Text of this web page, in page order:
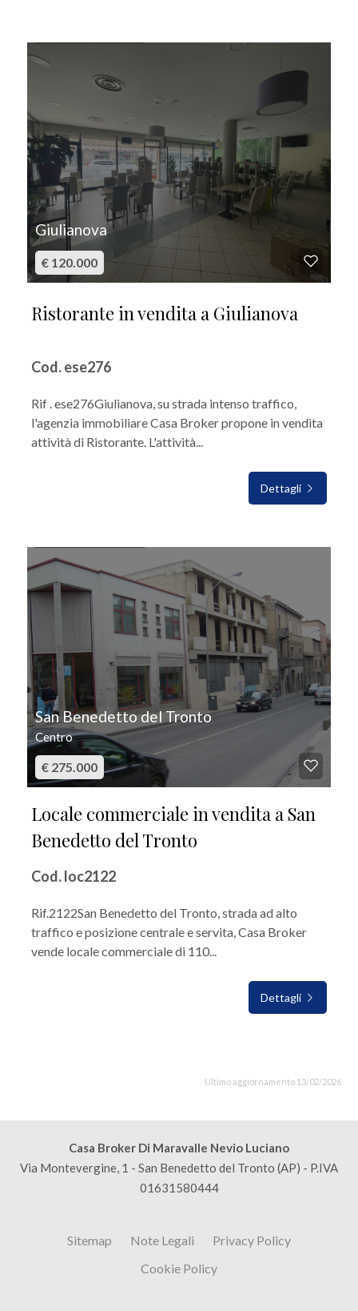
Giulianova
€ 120.000
Ristorante in vendita a Giulianova
Cod. ese276
Rif . ese276Giulianova, su strada intenso traffico,
l'agenzia immobiliare Casa Broker propone in vendita
attività di Ristorante. L'attività...
Dettagli
San Benedetto del Tronto
Centro
€ 275.000
Locale commerciale in vendita a San
Benedetto del Tronto
Cod. loc2122
Rif.2122San Benedetto del Tronto, strada ad alto
traffico e posizione centrale e servita, Casa Broker
vende locale commerciale di 110...
Dettagli
Ultimo aggiornamento 13/02/2026
Casa Broker Di Maravalle Nevio Luciano
Via Montevergine, 1 - San Benedetto del Tronto (AP) - P.IVA
01631580444
Sitemap Note Legali
Privacy Policy
Cookie Policy